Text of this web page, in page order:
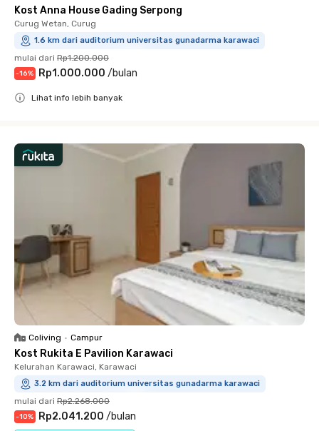
Kost Anna House Gading Serpong
Curug Wetan, Curug
1.6 km dari auditorium universitas gunadarma karawaci
mulai dari Rp1.200.000
-16% Rp1.000.000 /bulan
Lihat info lebih banyak
Coliving • Campur
Kost Rukita E Pavilion Karawaci
Kelurahan Karawaci, Karawaci
3.2 km dari auditorium universitas gunadarma karawaci
mulai dari Rp2.268.000
-10% Rp2.041.200 /bulan